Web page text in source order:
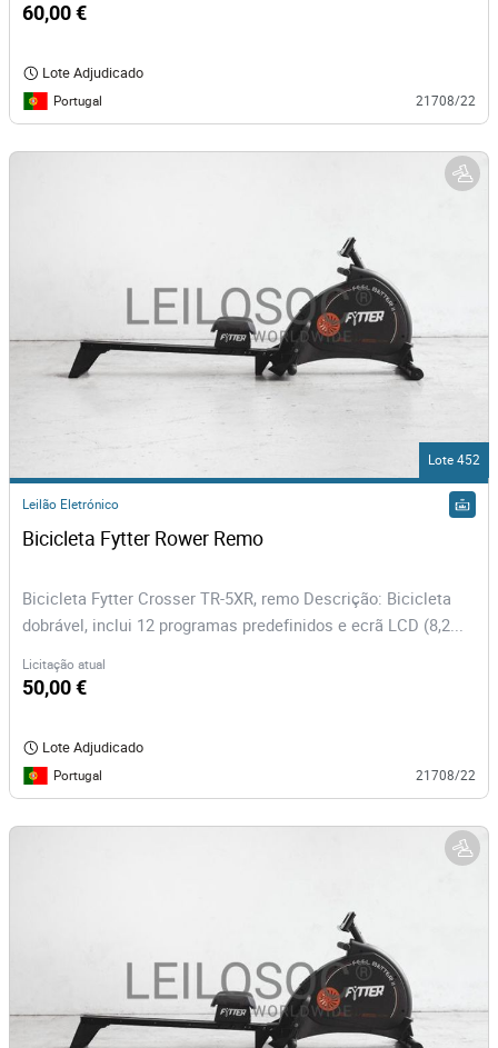
60,00 €
Lote Adjudicado
Portugal 21708/22
Lote 452
Leilão Eletrónico
Bicicleta Fytter Crosser TR-5XR, remo Descrição: Bicicleta
dobrável, inclui 12 programas predefinidos e ecrã LCD (8,2...
Licitação atual
50,00 €
Lote Adjudicado
Portugal 21708/22